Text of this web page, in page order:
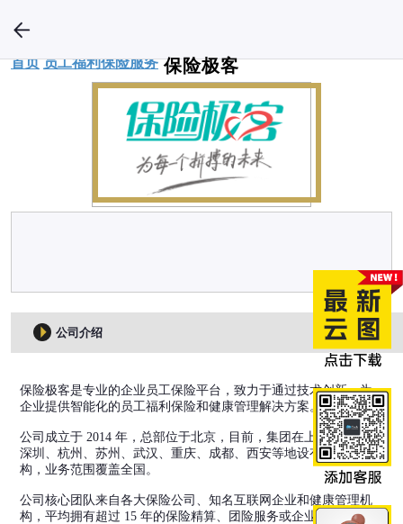
保险极客
首页 员工福利保险服务
公司介绍
保险极客是专业的企业员工保险平台，致力于通过技术创新，为
企业提供智能化的员工福利保险和健康管理解决方案。
公司成立于 2014 年，总部位于北京，目前，集团在上海、广州、
深圳、杭州、苏州、武汉、重庆、成都、西安等地设有分支机
构，业务范围覆盖全国。
公司核心团队来自各大保险公司、知名互联网企业和健康管理机
构，平均拥有超过 15 年的保险精算、团险服务或企业服务经验。